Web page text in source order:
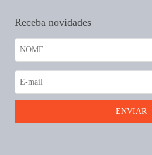
Receba novidades